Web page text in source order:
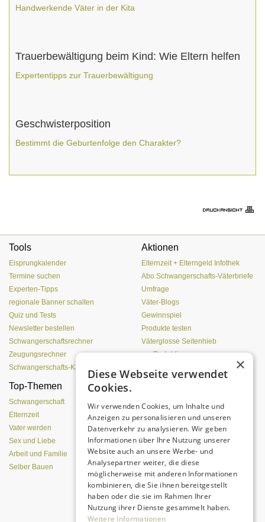
Handwerkende Väter in der Kita
Trauerbewältigung beim Kind: Wie Eltern helfen
Expertentipps zur Trauerbewältigung
Geschwisterposition
Bestimmt die Geburtenfolge den Charakter?
Tools
Eisprungkalender
Termine suchen
Experten-Tipps
regionale Banner schalten
Quiz und Tests
Newsletter bestellen
Schwangerschaftsrechner
Zeugungsrechner
Schwangerschafts-Kalender
Aktionen
Elternzeit + Elterngeld Infothek
Abo Schwangerschafts-Väterbriefe
Umfrage
Väter-Blogs
Gewinnspiel
Produkte testen
Väterglosse Seitenhieb
zur Redaktion
Top-Themen
Schwangerschaft
Elternzeit
Vater werden
Sex und Liebe
Arbeit und Familie
Selber Bauen
Eine entspannte Atmosphäre trotz
Pubertät?
×
Diese Webseite verwendet
Cookies.
Wir verwenden Cookies, um Inhalte und
Anzeigen zu personalisieren und unseren
Datenverkehr zu analysieren. Wir geben
Informationen über Ihre Nutzung unserer
Website auch an unsere Werbe- und
Analysepartner weiter, die diese
möglicherweise mit anderen Informationen
kombinieren, die Sie ihnen bereitgestellt
haben oder die sie im Rahmen Ihrer
Nutzung ihrer Dienste gesammelt haben.
Weitere Informationen